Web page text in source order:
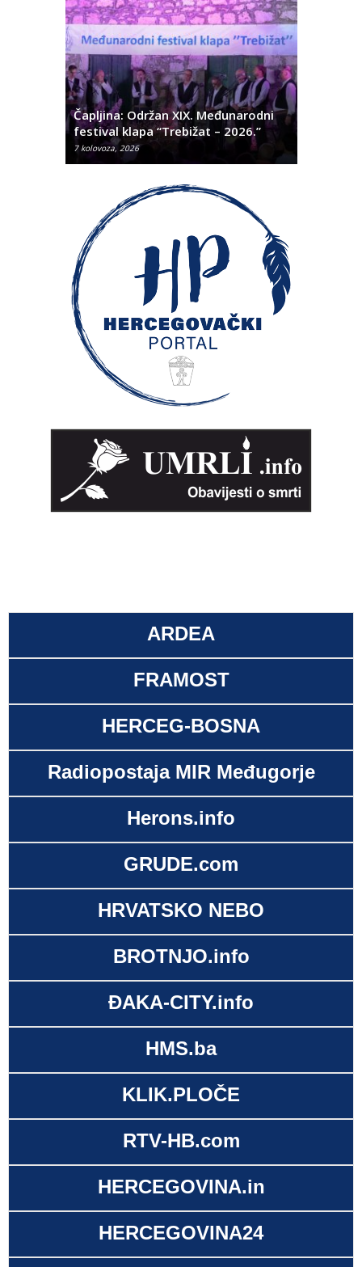
Čapljina: Održan XIX. Međunarodni
festival klapa “Trebižat – 2026.”
7 kolovoza, 2026
ARDEA
FRAMOST
HERCEG-BOSNA
Radiopostaja MIR Međugorje
Herons.info
GRUDE.com
HRVATSKO NEBO
BROTNJO.info
ĐAKA-CITY.info
HMS.ba
KLIK.PLOČE
RTV-HB.com
HERCEGOVINA.in
HERCEGOVINA24